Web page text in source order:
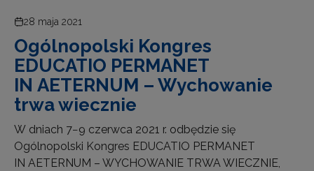
28 maja 2021
Ogólnopolski Kongres
EDUCATIO PERMANET
IN AETERNUM – Wychowanie
trwa wiecznie
W dniach 7−9 czerwca 2021 r. odbędzie się
Ogólnopolski Kongres EDUCATIO PERMANET
IN AETERNUM – WYCHOWANIE TRWA WIECZNIE,